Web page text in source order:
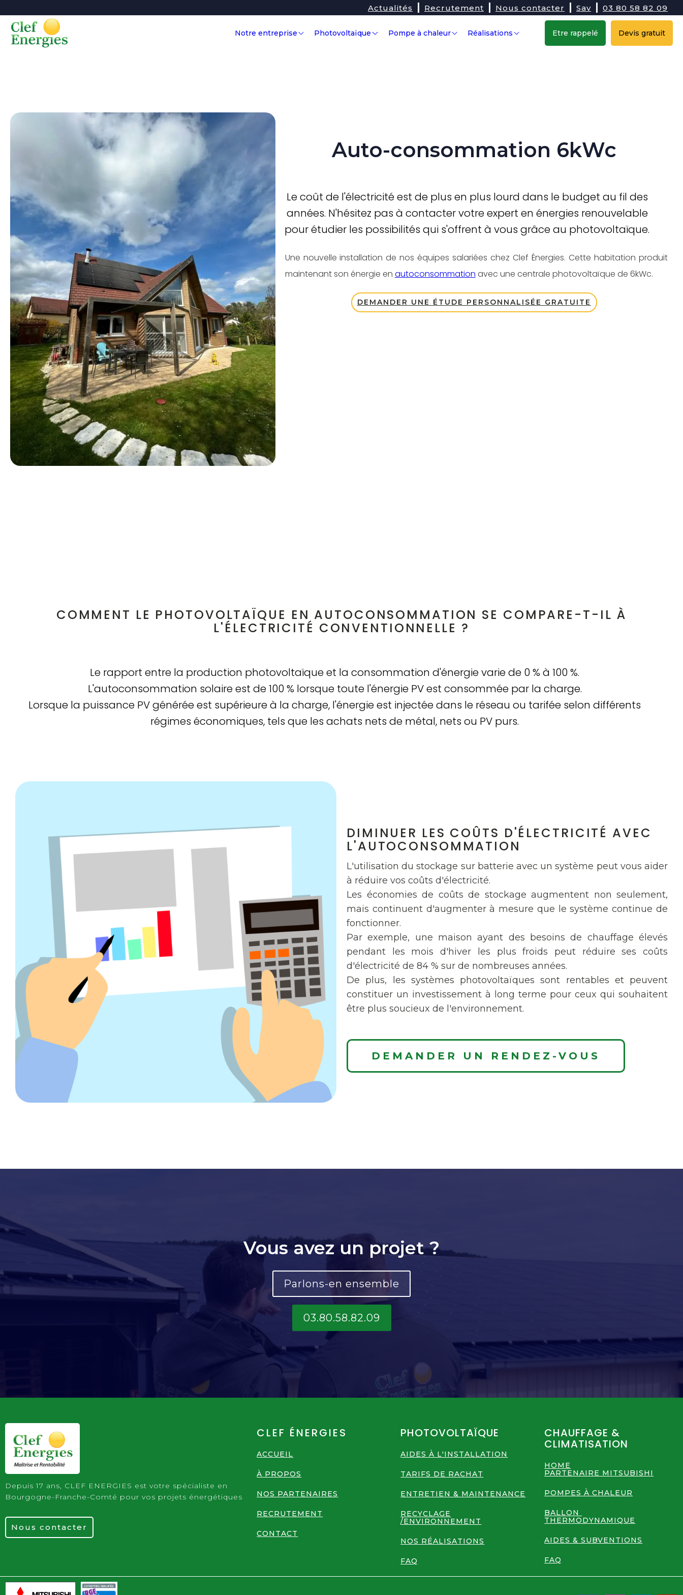
Actualités Recrutement Nous contacter Sav 03 80 58 82 09
Notre entreprise Photovoltaïque Pompe à chaleur Réalisations Etre rappelé Devis gratuit
Auto-consommation 6kWc
Le coût de l'électricité est de plus en plus lourd dans le budget au fil des
années. N'hésitez pas à contacter votre expert en énergies renouvelable
pour étudier les possibilités qui s'offrent à vous grâce au photovoltaïque.
Une nouvelle installation de nos équipes salariées chez Clef Énergies. Cette habitation produit
maintenant son énergie en autoconsommation avec une centrale photovoltaïque de 6kWc.
DEMANDER UNE ÉTUDE PERSONNALISÉE GRATUITE
COMMENT LE PHOTOVOLTAÏQUE EN AUTOCONSOMMATION SE COMPARE-T-IL À
L'ÉLECTRICITÉ CONVENTIONNELLE ?
Le rapport entre la production photovoltaïque et la consommation d'énergie varie de 0 % à 100 %.
L'autoconsommation solaire est de 100 % lorsque toute l'énergie PV est consommée par la charge.
Lorsque la puissance PV générée est supérieure à la charge, l'énergie est injectée dans le réseau ou tarifée selon différents
régimes économiques, tels que les achats nets de métal, nets ou PV purs.
DIMINUER LES COÛTS D'ÉLECTRICITÉ AVEC
L'AUTOCONSOMMATION
L'utilisation du stockage sur batterie avec un système peut vous aider
à réduire vos coûts d'électricité.
Les économies de coûts de stockage augmentent non seulement,
mais continuent d'augmenter à mesure que le système continue de
fonctionner.
Par exemple, une maison ayant des besoins de chauffage élevés
pendant les mois d'hiver les plus froids peut réduire ses coûts
d'électricité de 84 % sur de nombreuses années.
De plus, les systèmes photovoltaïques sont rentables et peuvent
constituer un investissement à long terme pour ceux qui souhaitent
être plus soucieux de l'environnement.
DEMANDER UN RENDEZ-VOUS
Vous avez un projet ?
Parlons-en ensemble
03.80.58.82.09
Depuis 17 ans, CLEF ENERGIES est votre spécialiste en
Bourgogne-Franche-Comté pour vos projets énergétiques
Nous contacter
CLEF ÉNERGIES
ACCUEIL
À PROPOS
NOS PARTENAIRES
RECRUTEMENT
CONTACT
PHOTOVOLTAÏQUE
AIDES À L'INSTALLATION
TARIFS DE RACHAT
ENTRETIEN & MAINTENANCE
RECYCLAGE
/ENVIRONNEMENT
NOS RÉALISATIONS
FAQ
CHAUFFAGE &
CLIMATISATION
HOME
PARTENAIRE MITSUBISHI
POMPES À CHALEUR
BALLON
THERMODYNAMIQUE
AIDES & SUBVENTIONS
FAQ